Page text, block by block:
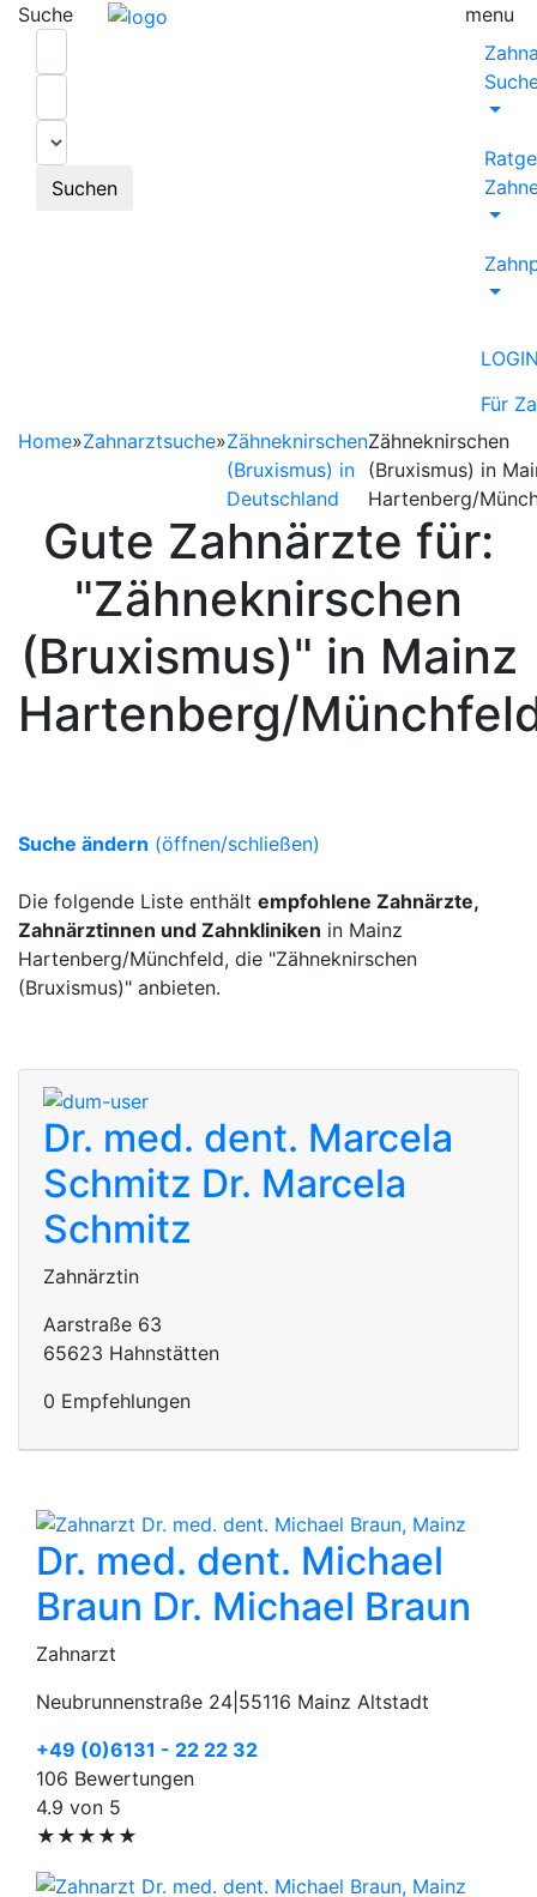
Suche
Suchen
menu
Für
Home»Zahnarztsuche»Zähneknirschen
(Bruxismus) in
Deutschland
Zähneknirschen
(Bruxismus) in
Hartenberg/
Gute Zahnärzte für:
"Zähneknirschen
(Bruxismus)" in Mainz
Hartenberg/
Suche ändern (öffnen/schließen)
Die folgende Liste enthält empfohlene Zahnärzte,
Zahnärztinnen und Zahnkliniken in Mainz
Hartenberg/Münchfeld, die "Zähneknirschen
(Bruxismus)" anbieten.
Dr. med. dent. Marcela
Schmitz Dr. Marcela
Schmitz
Zahnärztin
Aarstraße 63
65623 Hahnstätten
0 Empfehlungen
Dr. med. dent. Michael
Braun Dr. Michael Braun
Zahnarzt
Neubrunnenstraße 24 55116 Mainz Altstadt
+49 (0)6131 - 22 22 32
106 Bewertungen
4.9 von 5
★★★★★